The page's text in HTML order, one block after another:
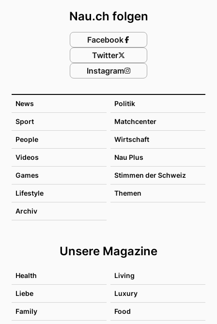
News Politik
Sport Matchcenter
People Wirtschaft
Videos Nau Plus
Games Stimmen der Schweiz
Lifestyle Themen
Archiv
Unsere Magazine
Health Living
Liebe Luxury
Family Food
Nau.ch folgen
Facebook
Twitter
Instagram